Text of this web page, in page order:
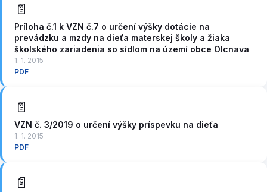
📄
Príloha č.1 k VZN č.7 o určení výšky dotácie na
prevádzku a mzdy na dieťa materskej školy a žiaka
školského zariadenia so sídlom na území obce Olcnava
1. 1. 2015
PDF
📄
VZN č. 3/2019 o určení výšky príspevku na dieťa
1. 1. 2015
PDF
📄